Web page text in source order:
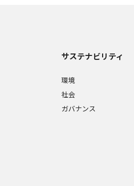
サステナビリティ
環境
社会
ガバナンス